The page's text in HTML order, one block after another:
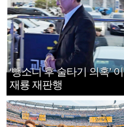
‘뺑소니 후 술타기 의혹’ 이
재룡 재판행